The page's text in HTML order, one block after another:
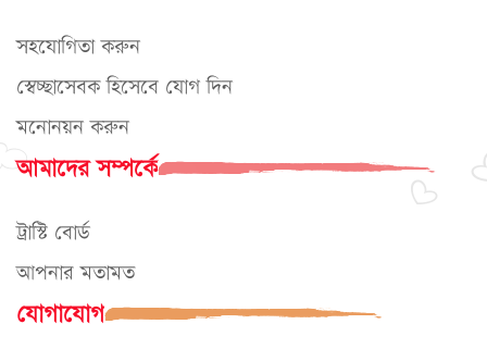
সহযোগিতা করুন
স্বেচ্ছাসেবক হিসেবে যোগ দিন
মনোনয়ন করুন
আমাদের সম্পর্কে
ট্রাস্টি বোর্ড
আপনার মতামত
যোগাযোগ